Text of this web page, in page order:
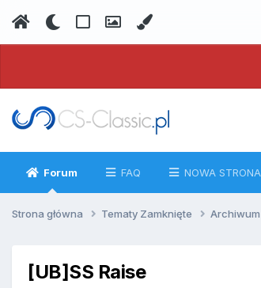
Forum FAQ NOWA STRONA
Strona główna Tematy Zamknięte Archiwum
[UB]SS Raise